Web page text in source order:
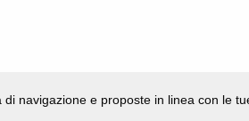
navigazione e proposte in linea con le